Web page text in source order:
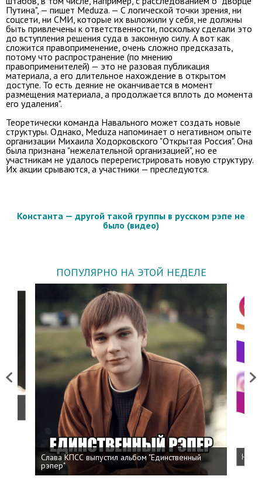
Путина", — пишет Meduza. — С логической точки зрения, ни
соцсети, ни СМИ, которые их выложили у себя, не должны
быть привлечены к ответственности, поскольку сделали это
до вступления решения суда в законную силу. А вот как
сложится правоприменение, очень сложно предсказать,
потому что распространение (по мнению
правоприменителей) — это не разовая публикация
материала, а его длительное нахождение в открытом
доступе. То есть деяние не оканчивается в момент
размещения материала, а продолжается вплоть до момента
его удаления".
Теоретически команда Навального может создать новые
структуры. Однако, Meduza напоминает о негативном опыте
организации Михаила Ходорковского "Открытая Россия". Она
была признана "нежелательной организацией", но ее
участникам не удалось перерегистрировать новую структуру.
Их акции срываются, а участники — преследуются.
Константа — другой такой группы в русском рэпе не
было (видео)
ПОПУЛЯРНО НА ЭТОЙ НЕДЕЛЕ
Previous
Слава КПСС выпустил альбом "Единственный
рэпер"
Next